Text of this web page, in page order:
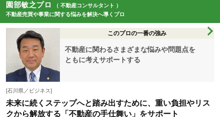
園部敏之プロ
（ 不動産コンサルタント ）
不動産売買や事業に関する悩みを解決へ導くプロ
このプロの一番の強み
不動産に関わるさまざまな悩みや問題点を
ともに考えサポートする
[石川県／ビジネス]
未来に続くステップへと踏み出すために、重い負担やリス
クから解放する「不動産の手仕舞い」をサポート